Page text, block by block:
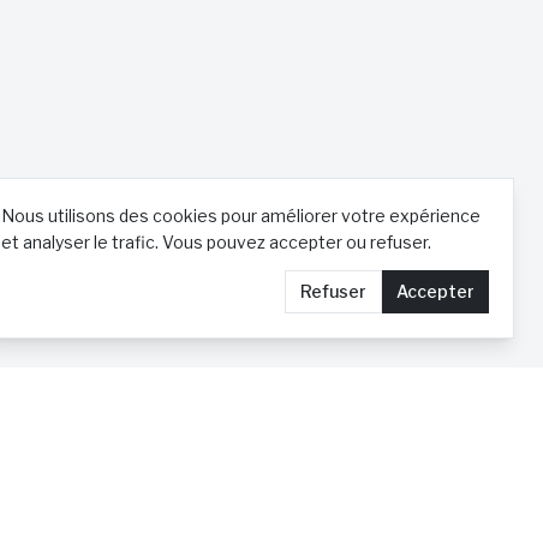
Nous utilisons des cookies pour améliorer votre expérience
et analyser le trafic. Vous pouvez accepter ou refuser.
Refuser Accepter